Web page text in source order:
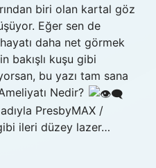
biri olan kartal göz
Eğer sen de
daha net görmek
bakışlı kuşu gibi
bu yazı tam sana
Nedir?
PresbyMAX /
ileri düzey lazer…